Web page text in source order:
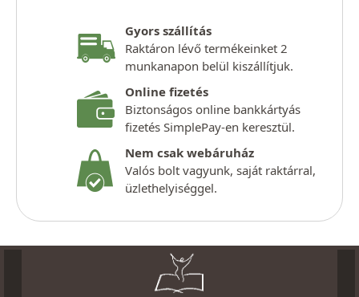
Gyors szállítás
Raktáron lévő termékeinket 2
munkanapon belül kiszállítjuk.
Online fizetés
Biztonságos online bankkártyás
fizetés SimplePay-en keresztül.
Nem csak webáruház
Valós bolt vagyunk, saját raktárral,
üzlethelyiséggel.